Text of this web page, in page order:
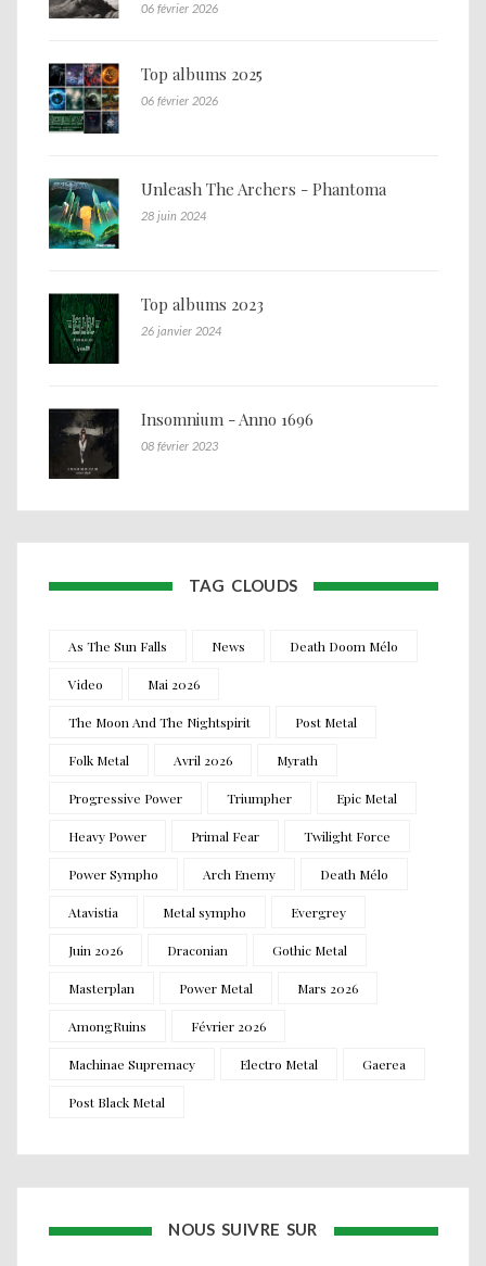
06 février 2026
Top albums 2025
06 février 2026
Unleash The Archers - Phantoma
28 juin 2024
Top albums 2023
26 janvier 2024
Insomnium - Anno 1696
08 février 2023
TAG CLOUDS
As The Sun Falls News Death Doom Mélo
Video Mai 2026
The Moon And The Nightspirit Post Metal
Folk Metal Avril 2026 Myrath
Progressive Power Triumpher Epic Metal
Heavy Power Primal Fear Twilight Force
Power Sympho Arch Enemy Death Mélo
Atavistia Metal sympho Evergrey
Juin 2026 Draconian Gothic Metal
Masterplan Power Metal Mars 2026
AmongRuins Février 2026
Machinae Supremacy Electro Metal Gaerea
Post Black Metal
NOUS SUIVRE SUR